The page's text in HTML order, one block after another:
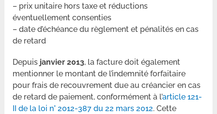
– prix unitaire hors taxe et réductions
éventuellement consenties
– date d’échéance du règlement et pénalités en cas
de retard
Depuis janvier 2013, la facture doit également
mentionner le montant de l’indemnité forfaitaire
pour frais de recouvrement due au créancier en cas
de retard de paiement, conformément à l’article 121-
II de la loi n° 2012-387 du 22 mars 2012. Cette